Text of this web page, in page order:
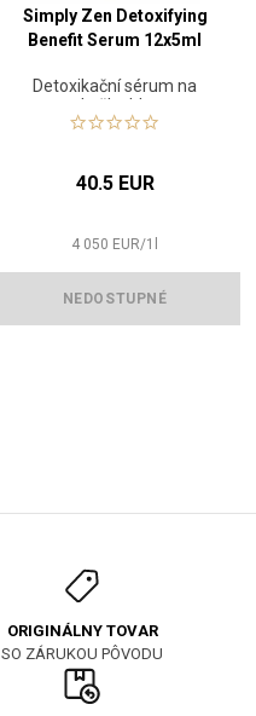
Simply Zen Detoxifying
Benefit Serum 12x5ml
Detoxikační sérum na
pokožku hlavy
40.5 EUR
4 050 EUR/1
NEDOSTUPNÉ
ORIGINÁLNY TOVAR
SO ZÁRUKOU PÔVODU